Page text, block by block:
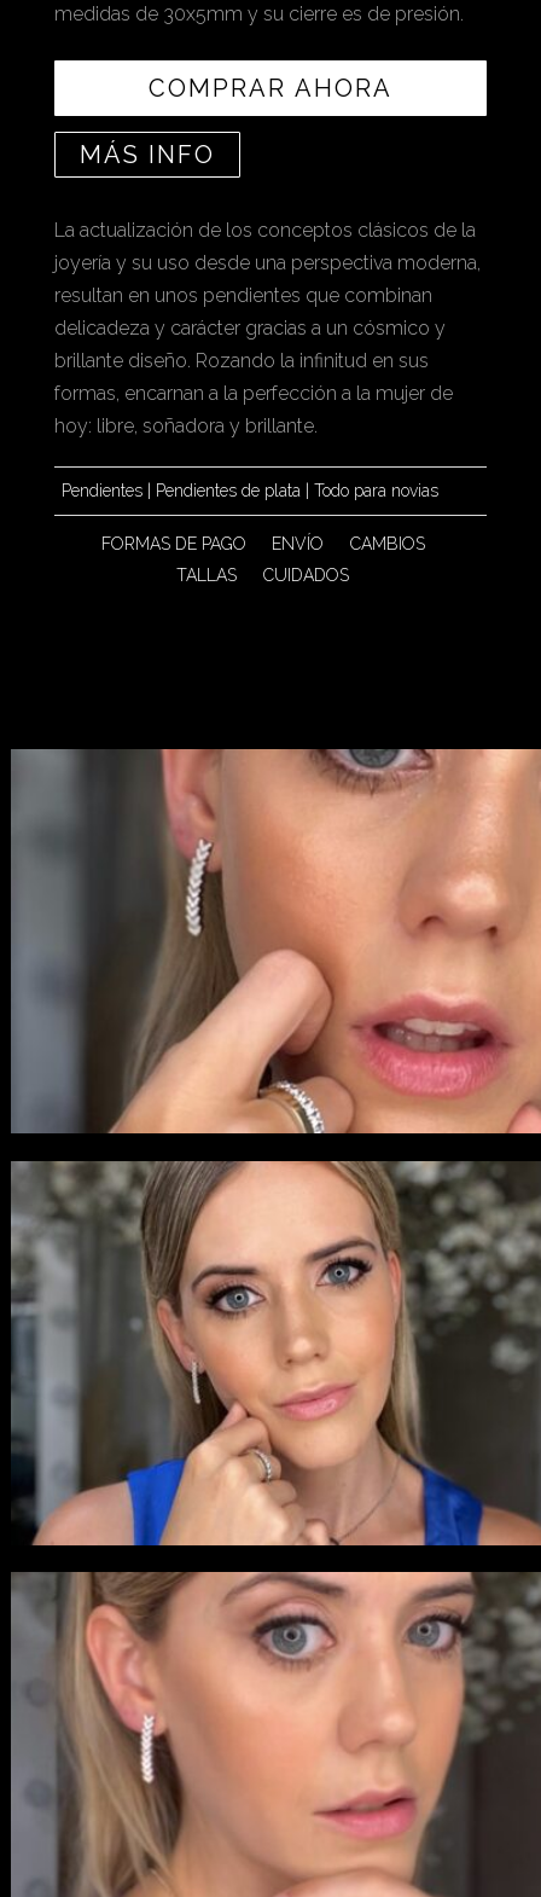
medidas de 30x5mm y su cierre es de presión.
COMPRAR AHORA
MÁS INFO
La actualización de los conceptos clásicos de la
joyería y su uso desde una perspectiva moderna,
resultan en unos pendientes que combinan
delicadeza y carácter gracias a un cósmico y
brillante diseño. Rozando la infinitud en sus
formas, encarnan a la perfección a la mujer de
hoy: libre, soñadora y brillante.
Pendientes| Pendientes de plata Todo para novias
FORMAS DE PAGO ENVÍO
CAMBIOS
TALLAS
CUIDADOS